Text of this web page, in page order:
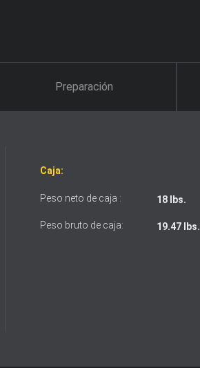
Preparación
Caja:
Peso neto de caja : 18 lbs.
Peso bruto de caja: 19.47 lbs.